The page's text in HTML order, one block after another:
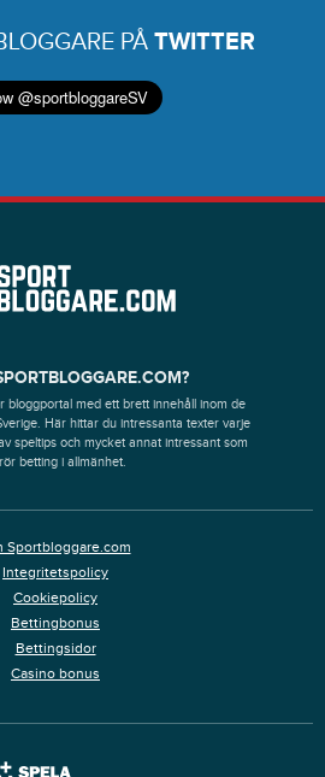
PÅ TWITTER
bloggportal med ett brett innehåll inom de
Här hittar du intressanta texter varje
speltips och mycket annat intressant som
betting i allmänhet.
Sportbloggare.com
Integritetspolicy
Cookiepolicy
Bettingbonus
Bettingsidor
Casino bonus